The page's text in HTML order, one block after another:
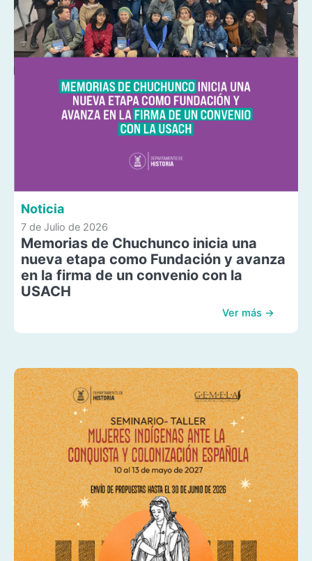
Noticia
7 de Julio de 2026
Memorias de Chuchunco inicia una
nueva etapa como Fundación y avanza
en la firma de un convenio con la
USACH
Ver más →